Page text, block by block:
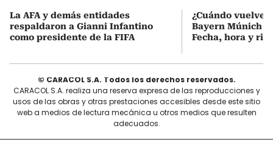
La AFA y demás entidades
respaldaron a Gianni Infantino
como presidente de la FIFA
¿Cuándo vuelve
Bayern Múnich
Fecha, hora y
© CARACOL S.A. Todos los derechos reservados.
CARACOL S.A. realiza una reserva expresa de las reproducciones y
usos de las obras y otras prestaciones accesibles desde este sitio
web a medios de lectura mecánica u otros medios que resulten
adecuados.